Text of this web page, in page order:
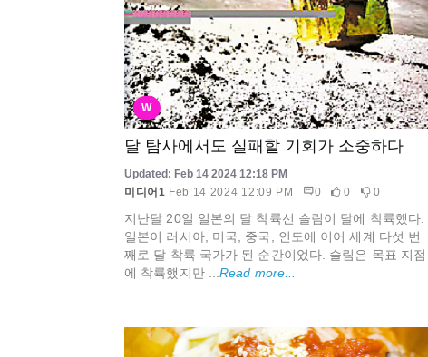
W
달 탐사에서도 실패할 기회가 소중하다
Updated: Feb 14 2024 12:18 PM
미디어1 Feb 14 2024 12:09 PM 0 0 0
지난달 20일 일본의 달 착륙선 슬림이 달에 착륙했다.
일본이 러시아, 미국, 중국, 인도에 이어 세계 다섯 번
째로 달 착륙 국가가 된 순간이었다. 슬림은 목표 지점
에 착륙했지만 ...Read more...